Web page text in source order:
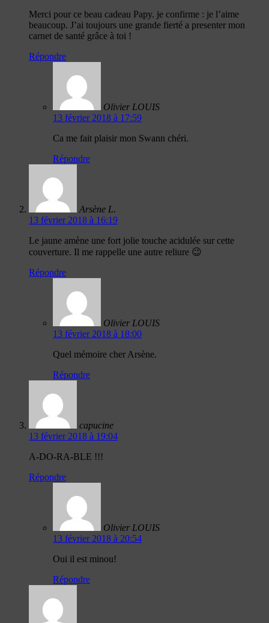
Merci pour ce beau cadeau Papy. je confirme : je l’aime
beaucoup. J’ai toujours une grande fierté a presenter mon
carnet de santé grâce à toi !
Répondre
Olivier LOUIS
13 février 2018 à 17:59
Ca me fait plaisir mon Swann chéri.
Répondre
Arsène L.
13 février 2018 à 16:19
Le jaune amène une fort jolie touche acidulée sur cette
couverture. Il me rappelle une autre reliure 😉
Répondre
Olivier LOUIS
13 février 2018 à 18:00
Quel mémoire cher Arsène.
Répondre
capucine
13 février 2018 à 19:04
A-DO-RA-BLE !!!
Répondre
Olivier LOUIS
13 février 2018 à 20:54
Oui il est minou!
Répondre